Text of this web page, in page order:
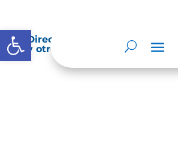
Abrir barra de herramientas
Directorio de agremiaciones,
y otros grupos de interés